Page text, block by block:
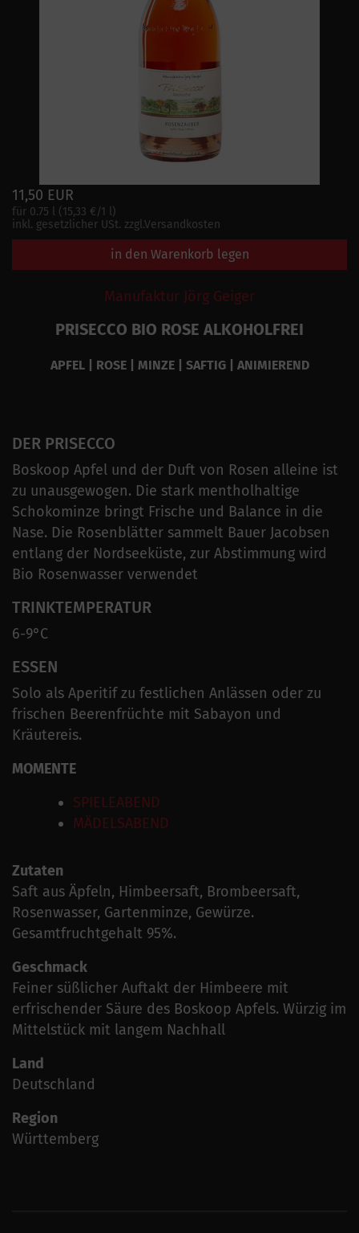
11,50 EUR
für 0.75 l (15,33 €/1 l)
inkl. gesetzlicher USt. zzgl.Versandkosten
in den Warenkorb legen
Manufaktur Jörg Geiger
PRISECCO BIO ROSE ALKOHOLFREI
APFEL | ROSE | MINZE | SAFTIG | ANIMIEREND
DER PRISECCO
Boskoop Apfel und der Duft von Rosen alleine ist
zu unausgewogen. Die stark mentholhaltige
Schokominze bringt Frische und Balance in die
Nase. Die Rosenblätter sammelt Bauer Jacobsen
entlang der Nordseeküste, zur Abstimmung wird
Bio Rosenwasser verwendet
TRINKTEMPERATUR
6-9°C
ESSEN
Solo als Aperitif zu festlichen Anlässen oder zu
frischen Beerenfrüchte mit Sabayon und
Kräutereis.
MOMENTE
SPIELEABEND
MÄDELSABEND
Zutaten
Saft aus Äpfeln, Himbeersaft, Brombeersaft,
Rosenwasser, Gartenminze, Gewürze.
Gesamtfruchtgehalt 95%.
Geschmack
Feiner süßlicher Auftakt der Himbeere mit
erfrischender Säure des Boskoop Apfels. Würzig im
Mittelstück mit langem Nachhall
Land
Deutschland
Region
Württemberg